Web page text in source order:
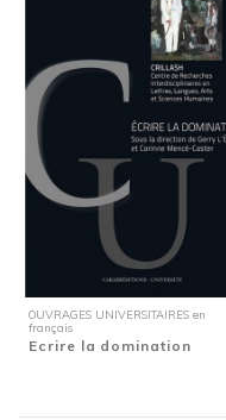
OUVRAGES UNIVERSITAIRES en
français
Ecrire la domination